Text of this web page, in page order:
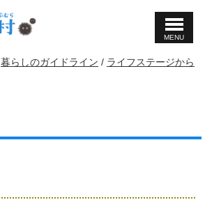
MENU
暮らしのガイドライン / ライフステージから